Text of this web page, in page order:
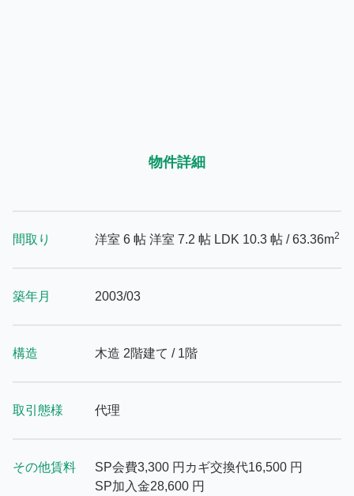
物件詳細
間取り 洋室 6 帖 洋室 7.2 帖 LDK 10.3 帖 / 63.36m2
築年月 2003/03
構造 木造 2階建て / 1階
取引態様 代理
その他賃料 SP会費3,300 円 カギ交換代16,500 円
SP加入金28,600 円